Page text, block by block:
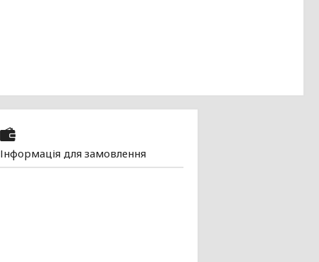
Інформація для замовлення